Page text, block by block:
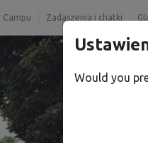
Campu Zadaszenia i chatki
Would you